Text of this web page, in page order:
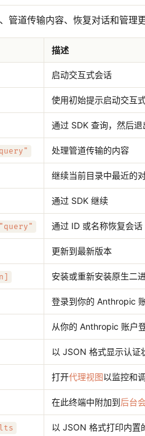
管道传输内容、恢复对话和管理
描述
启动交互式会话
使用初始提示启动交互
通过 SDK 查询，然后退
处理管道传输的内容
继续当前目录中最近的
通过 SDK 继续
通过 ID 或名称恢复会话
更新到最新版本
安装或重新安装原生二
登录到你的 Anthropic
从你的 Anthropic 账户
以 JSON 格式显示认证
打开代理视图以监控和
在此终端中附加到后台
以 JSON 格式打印内置